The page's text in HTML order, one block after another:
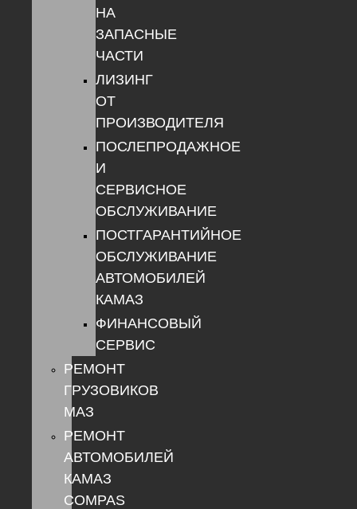
НА
ЗАПАСНЫЕ
ЧАСТИ
ЛИЗИНГ
ОТ
ПРОИЗВОДИТЕЛЯ
ПОСЛЕПРОДАЖНОЕ
И
СЕРВИСНОЕ
ОБСЛУЖИВАНИЕ
ПОСТГАРАНТИЙНОЕ
ОБСЛУЖИВАНИЕ
АВТОМОБИЛЕЙ
КАМАЗ
ФИНАНСОВЫЙ
СЕРВИС
РЕМОНТ
ГРУЗОВИКОВ
МАЗ
РЕМОНТ
АВТОМОБИЛЕЙ
КАМАЗ
COMPAS